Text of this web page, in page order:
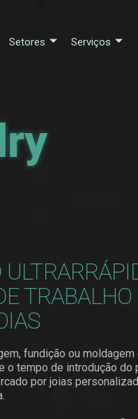
Setores Serviços
TRABALHO
fundição ou moldagem
o tempo de introdução do
por joias